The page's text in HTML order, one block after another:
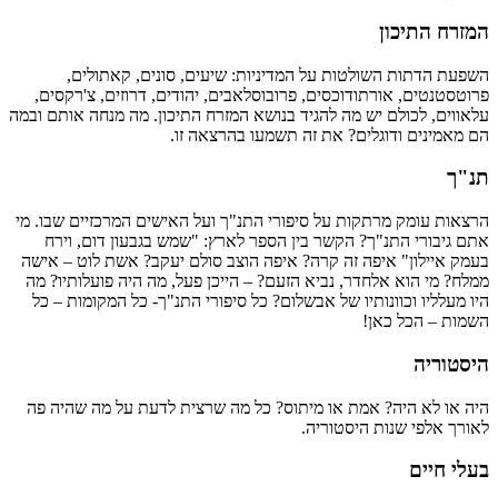
המזרח התיכון
השפעת הדתות השולטות על המדיניות: שיעים, סונים, קאתולים,
פרוטסטנטים, אורתודוכסים, פרובוסלאבים, יהודים, דרוזים, צ'רקסים,
עלאווים, לכולם יש מה להגיד בנושא המזרח התיכון. מה מנחה אותם ובמה
הם מאמינים ודוגלים? את זה תשמעו בהרצאה זו.
תנ"ך
הרצאות עומק מרתקות על סיפורי התנ"ך ועל האישים המרכזיים שבו. מי
אתם גיבורי התנ"ך? הקשר בין הספר לארץ: "שמש בגבעון דום, וירח
בעמק איילון" איפה זה קרה? איפה הוצב סולם יעקב? אשת לוט – אישה
ממלח? מי הוא אלחדר, נביא הזעם? – הייכן פעל, מה היה פועלותיו? מה
היו מעלליו וכוונותיו של אבשלום? כל סיפורי התנ"ך- כל המקומות – כל
השמות – הכל כאן!
היסטוריה
היה או לא היה? אמת או מיתוס? כל מה שרצית לדעת על מה שהיה פה
לאורך אלפי שנות היסטוריה.
בעלי חיים